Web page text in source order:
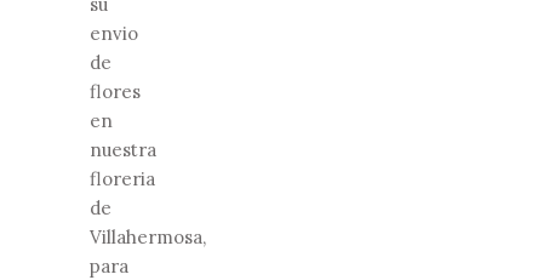
envio
de
flores
en
nuestra
floreria
de
Villahermosa,
para